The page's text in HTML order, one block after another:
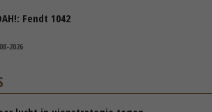
Fendt 1042
2026